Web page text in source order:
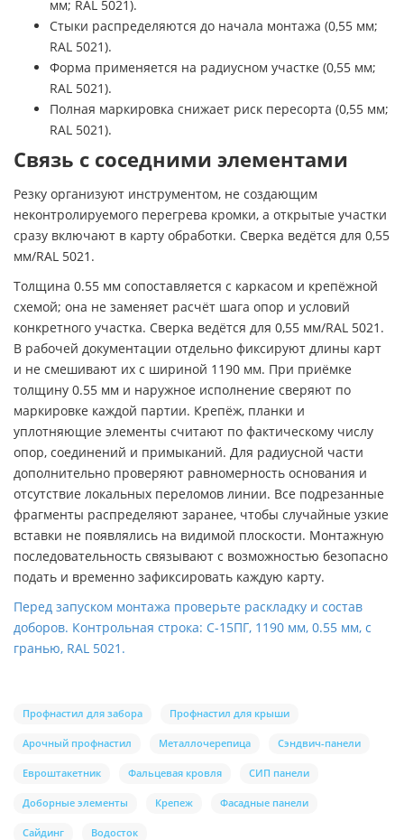
мм; RAL 5021).
Стыки распределяются до начала монтажа (0,55 мм;
RAL 5021).
Форма применяется на радиусном участке (0,55 мм;
RAL 5021).
Полная маркировка снижает риск пересорта (0,55 мм;
RAL 5021).
Связь с соседними элементами
Резку организуют инструментом, не создающим
неконтролируемого перегрева кромки, а открытые участки
сразу включают в карту обработки. Сверка ведётся для 0,55
мм/RAL 5021.
Толщина 0.55 мм сопоставляется с каркасом и крепёжной
схемой; она не заменяет расчёт шага опор и условий
конкретного участка. Сверка ведётся для 0,55 мм/RAL 5021.
В рабочей документации отдельно фиксируют длины карт
и не смешивают их с шириной 1190 мм. При приёмке
толщину 0.55 мм и наружное исполнение сверяют по
маркировке каждой партии. Крепёж, планки и
уплотняющие элементы считают по фактическому числу
опор, соединений и примыканий. Для радиусной части
дополнительно проверяют равномерность основания и
отсутствие локальных переломов линии. Все подрезанные
фрагменты распределяют заранее, чтобы случайные узкие
вставки не появлялись на видимой плоскости. Монтажную
последовательность связывают с возможностью безопасно
подать и временно зафиксировать каждую карту.
Перед запуском монтажа проверьте раскладку и состав
доборов. Контрольная строка: С-15ПГ, 1190 мм, 0.55 мм, с
гранью, RAL 5021.
Профнастил для забора Профнастил для крыши
Арочный профнастил Металлочерепица Сэндвич-панели
Евроштакетник Фальцевая кровля СИП панели
Доборные элементы Крепеж Фасадные панели
Сайдинг Водосток